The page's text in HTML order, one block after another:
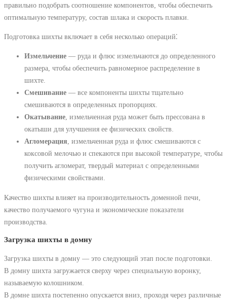
правильно подобрать соотношение компонентов, чтобы обеспечить
оптимальную температуру, состав шлака и скорость плавки.
Подготовка шихты включает в себя несколько операций⁚
Измельчение — руда и флюс измельчаются до определенного
размера, чтобы обеспечить равномерное распределение в
шихте.
Смешивание — все компоненты шихты тщательно
смешиваются в определенных пропорциях.
Окатывание, измельченная руда может быть прессована в
окатыши для улучшения ее физических свойств.
Агломерация, измельченная руда и флюс смешиваются с
коксовой мелочью и спекаются при высокой температуре, чтобы
получить агломерат, твердый материал с определенными
физическими свойствами.
Качество шихты влияет на производительность доменной печи,
качество получаемого чугуна и экономические показатели
производства.
Загрузка шихты в домну
Загрузка шихты в домну — это следующий этап после подготовки.
В домну шихта загружается сверху через специальную воронку,
называемую колошником.
В домне шихта постепенно опускается вниз, проходя через различные